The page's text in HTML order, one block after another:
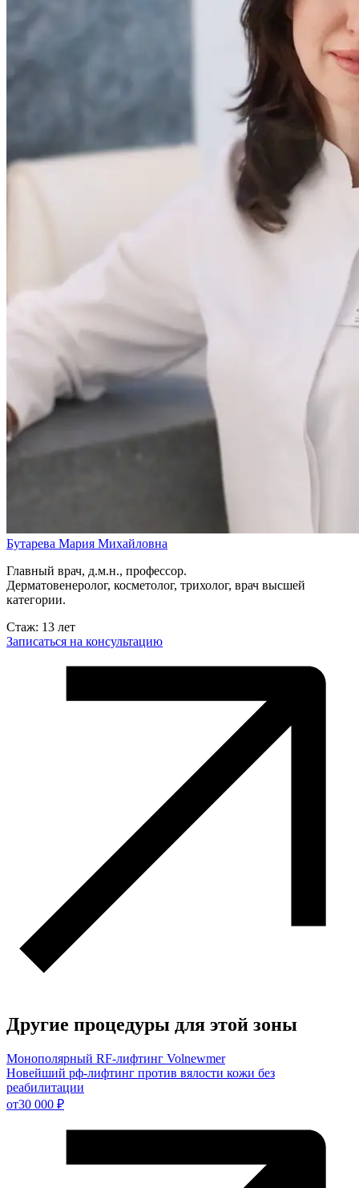
Бутарева Мария Михайловна
Главный врач, д.м.н., профессор.
Дерматовенеролог, косметолог, трихолог, врач высшей
категории.
Стаж: 13 лет
Записаться на консультацию
Другие процедуры для этой зоны
Монополярный RF-лифтинг Volnewmer
Новейший рф-лифтинг против вялости кожи без
реабилитации
от30 000 ₽